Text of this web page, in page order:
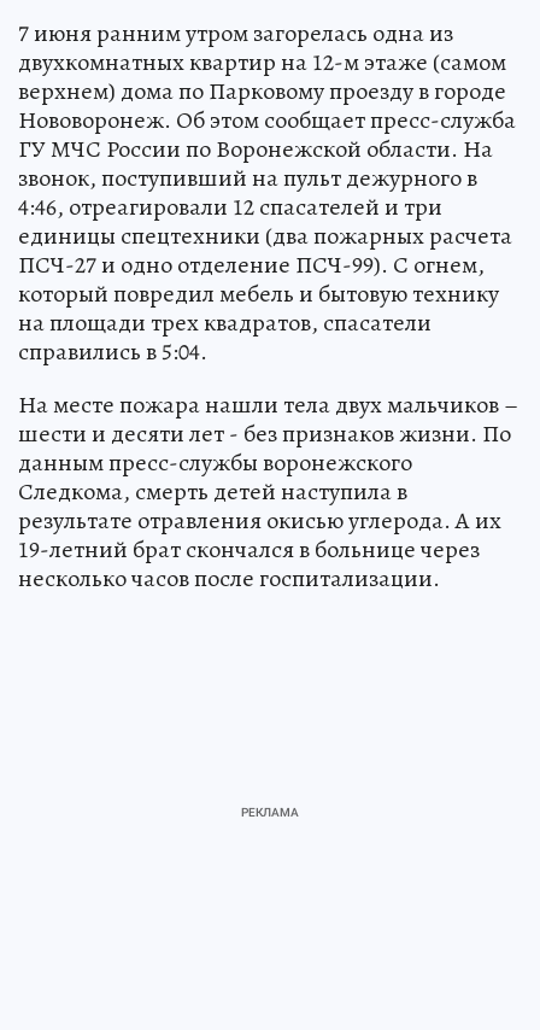
7 июня ранним утром загорелась одна из
двухкомнатных квартир на 12-м этаже (самом
верхнем) дома по Парковому проезду в городе
Нововоронеж. Об этом сообщает пресс-служба
ГУ МЧС России по Воронежской области. На
звонок, поступивший на пульт дежурного в
4:46, отреагировали 12 спасателей и три
единицы спецтехники (два пожарных расчета
ПСЧ-27 и одно отделение ПСЧ-99). С огнем,
который повредил мебель и бытовую технику
на площади трех квадратов, спасатели
справились в 5:04.
На месте пожара нашли тела двух мальчиков –
шести и десяти лет - без признаков жизни. По
данным пресс-службы воронежского
Следкома, смерть детей наступила в
результате отравления окисью углерода. А их
19-летний брат скончался в больнице через
несколько часов после госпитализации.